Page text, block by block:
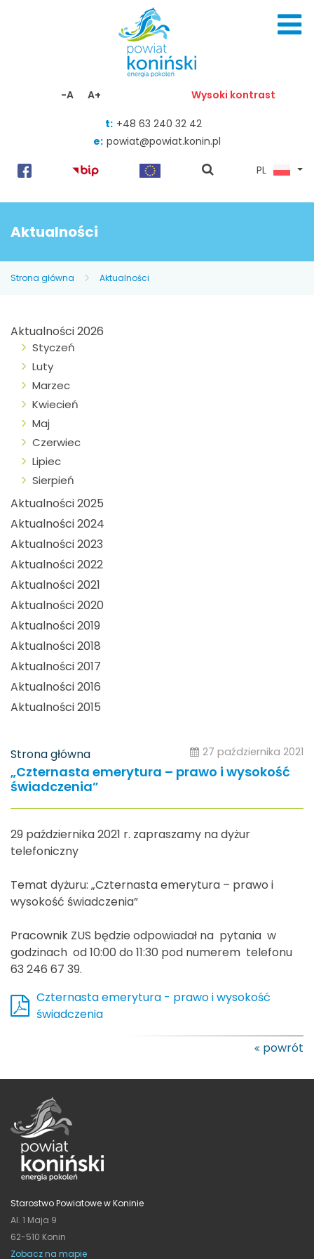
-A A+ Wysoki kontrast
t: +48 63 240 32 42
e: powiat@powiat.konin.pl
pokaż
PL
Aktualności
Strona główna Aktualności
Aktualności 2026
Styczeń
Luty
Marzec
Kwiecień
Maj
Czerwiec
Lipiec
Sierpień
Aktualności 2025
Aktualności 2024
Aktualności 2023
Aktualności 2022
Aktualności 2021
Aktualności 2020
Aktualności 2019
Aktualności 2018
Aktualności 2017
Aktualności 2016
Aktualności 2015
Strona główna 27 października 2021
„Czternasta emerytura – prawo i wysokość
świadczenia”
29 października 2021 r. zapraszamy na dyżur
telefoniczny
Temat dyżuru: „Czternasta emerytura – prawo i
wysokość świadczenia”
Pracownik ZUS będzie odpowiadał na pytania w
godzinach od 10:00 do 11:30 pod numerem telefonu
63 246 67 39.
Czternasta emerytura - prawo i wysokość
świadczenia
powrót
Starostwo Powiatowe w Koninie
Al. 1 Maja 9
62-510 Konin
Zobacz na mapie